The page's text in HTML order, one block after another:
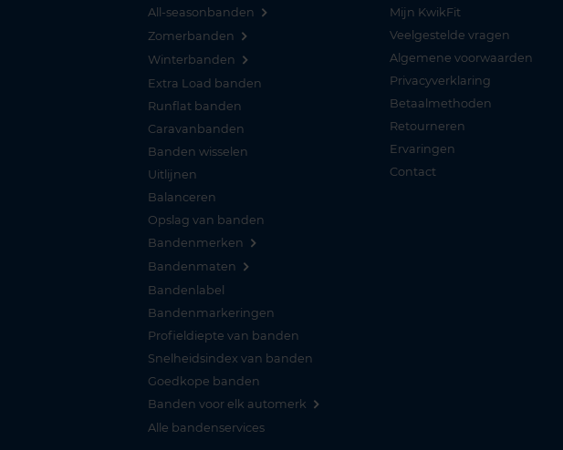
All-seasonbanden
Zomerbanden
Winterbanden
Extra Load banden
Runflat banden
Caravanbanden
Banden wisselen
Uitlijnen
Balanceren
Opslag van banden
Bandenmerken
Bandenmaten
Bandenlabel
Bandenmarkeringen
Profieldiepte van banden
Snelheidsindex van banden
Goedkope banden
Banden voor elk automerk
Alle bandenservices
Mijn KwikFit
Veelgestelde vragen
Algemene voorwaarden
Privacyverklaring
Betaalmethoden
Retourneren
Ervaringen
Contact